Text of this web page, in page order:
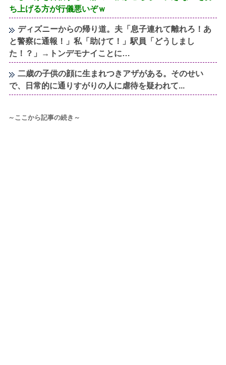
ち上げる方が行儀悪いぞｗ
ディズニーからの帰り道。夫「息子連れて離れろ！あ
と警察に通報！」私「助けて！」駅員「どうしまし
た！？」→トンデモナイことに…
二歳の子供の顔に生まれつきアザがある。そのせい
で、日常的に通りすがりの人に虐待を疑われて...
～ここから記事の続き～